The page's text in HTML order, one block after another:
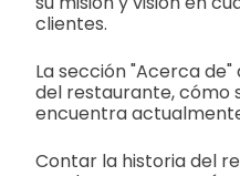
clientes.
La sección "Acerca
del restaurante, cómo
encuentra
Contar la historia del